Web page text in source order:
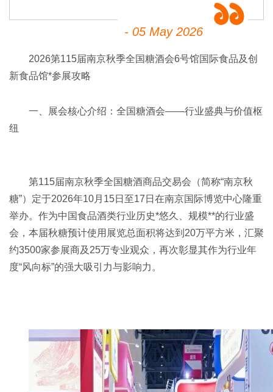
- 05 May 2026
2026第115届南京秋季全国糖酒会6号馆国际食品及创
新食品馆*参展攻略
一、展会核心介绍： 全国糖酒会——行业盛典与价值枢
纽
第115届南京秋季全国糖酒商品交易会 （简称“南京秋
糖”）定于2026年10月15日至17日在南京国际博览中心隆重
举办。作为中国食品酒类行业历史*悠久、规模**的行业盛
会，本届秋糖预计使用展览总面积将达到20万平方米，汇聚
约3500家参展商及25万专业观众，再次彰显其作为行业年
度“风向标”的强大吸引力与影响力。